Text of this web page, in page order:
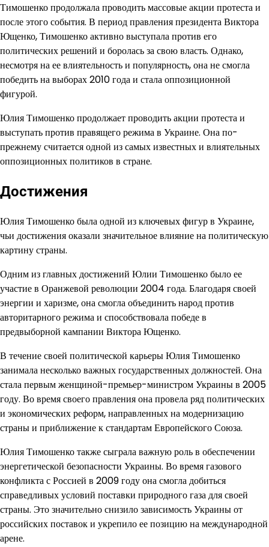
Тимошенко продолжала проводить массовые акции протеста и
после этого события. В период правления президента Виктора
Ющенко, Тимошенко активно выступала против его
политических решений и боролась за свою власть. Однако,
несмотря на ее влиятельность и популярность, она не смогла
победить на выборах 2010 года и стала оппозиционной
фигурой.
Юлия Тимошенко продолжает проводить акции протеста и
выступать против правящего режима в Украине. Она по-
прежнему считается одной из самых известных и влиятельных
оппозиционных политиков в стране.
Достижения
Юлия Тимошенко была одной из ключевых фигур в Украине,
чьи достижения оказали значительное влияние на политическую
картину страны.
Одним из главных достижений Юлии Тимошенко было ее
участие в Оранжевой революции 2004 года. Благодаря своей
энергии и харизме, она смогла объединить народ против
авторитарного режима и способствовала победе в
предвыборной кампании Виктора Ющенко.
В течение своей политической карьеры Юлия Тимошенко
занимала несколько важных государственных должностей. Она
стала первым женщиной-премьер-министром Украины в 2005
году. Во время своего правления она провела ряд политических
и экономических реформ, направленных на модернизацию
страны и приближение к стандартам Европейского Союза.
Юлия Тимошенко также сыграла важную роль в обеспечении
энергетической безопасности Украины. Во время газового
конфликта с Россией в 2009 году она смогла добиться
справедливых условий поставки природного газа для своей
страны. Это значительно снизило зависимость Украины от
российских поставок и укрепило ее позицию на международной
арене.